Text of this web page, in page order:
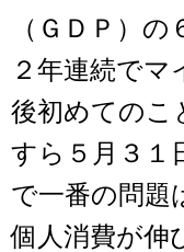
（ＧＤＰ）
２年連続で
後初めてのこ
すら５月３１
で一番の問題
個人消費が伸